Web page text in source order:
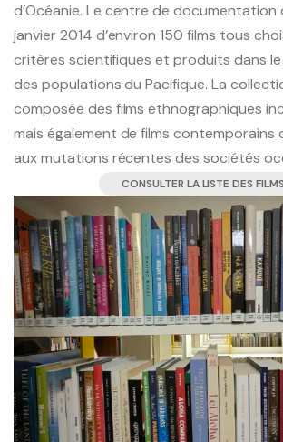
d’Océanie. Le centre de documentation
janvier 2014 d’environ 150 films tous
critères scientifiques et produits dans le
des populations du Pacifique. La
composée des films ethnographiques
mais également de films contemporains
aux mutations récentes des sociétés
CONSULTER LA LISTE DES FILMS